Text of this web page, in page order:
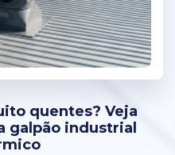
quentes? Veja
galpão industrial